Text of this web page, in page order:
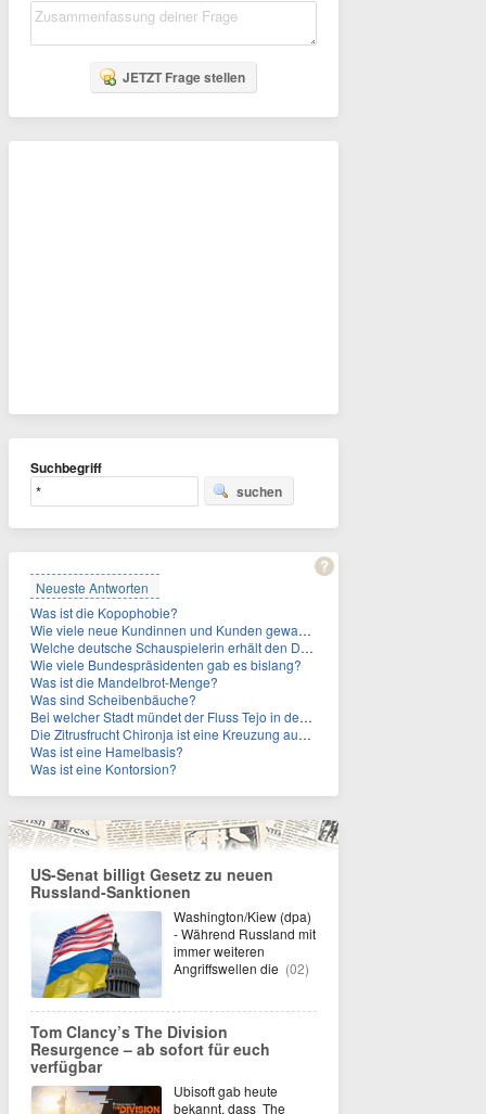
JETZT Frage stellen
Suchbegriff
suchen
Neueste Antworten
Was ist die Kopophobie?
Wie viele neue Kundinnen und Kunden gewann MagentaTV allein durch die WM hinzu?
Welche deutsche Schauspielerin erhält den Deutschen Kulturpolitikpreis?
Wie viele Bundespräsidenten gab es bislang?
Was ist die Mandelbrot-Menge?
Was sind Scheibenbäuche?
Bei welcher Stadt mündet der Fluss Tejo in den Atlantik?
Die Zitrusfrucht Chironja ist eine Kreuzung aus welchen Früchten?
Was ist eine Hamelbasis?
Was ist eine Kontorsion?
US-Senat billigt Gesetz zu neuen
Russland-Sanktionen
Washington/Kiew (dpa)
- Während Russland mit
immer weiteren
Angriffswellen die (02)
Tom Clancy’s The Division
Resurgence – ab sofort für euch
verfügbar
Ubisoft gab heute
bekannt, dass The